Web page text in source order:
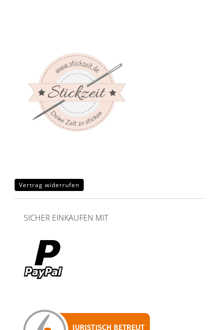
Vertrag widerrufen
SICHER EINKAUFEN MIT